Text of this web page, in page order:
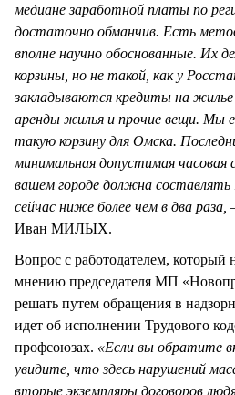
медиане заработной платы по
достаточно обманчив. Есть
вполне научно обоснованные. Их
корзины, но не такой, как у
закладываются кредиты на
аренды жилья и прочие вещи. Мы
такую корзину для Омска.
минимальная допустимая часовая
вашем городе должна составлять
сейчас ниже более чем в два раза,
Иван МИЛЫХ.
Вопрос с работодателем, который
мнению председателя МП
решать путем обращения в
идет об исполнении Трудового
профсоюзах. «Если вы обратите
увидите, что здесь нарушений
вторые экземпляры договоров